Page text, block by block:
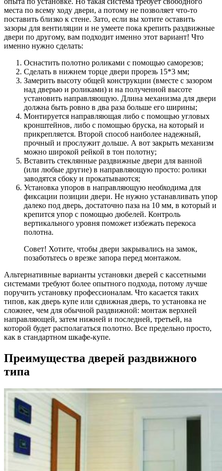
места по всему ходу двери, а потому не позволяет что-то
поставить близко к стене. Зато, если вы хотите оставить
зазоры для вентиляции и не умеете пока крепить раздвижные
двери по другому, вам подходит именно этот вариант! Что
именно нужно сделать:
Оснастить полотно роликами с помощью саморезов;
Сделать в нижнем торце двери прорезь 15*3 мм;
Замерить высоту общей конструкции (вместе с зазором
над дверью и роликами) и на полученной высоте
установить направляющую. Длина механизма для двери
должна быть ровно в два раза больше его ширины;
Монтируется направляющая либо с помощью угловых
кронштейнов, либо с помощью бруска, на который и
прикрепляется. Второй способ наиболее надежный,
прочный и прослужит дольше. А вот закрыть механизм
можно широкой рейкой в тон полотну;
Вставить стеклянные раздвижные двери для ванной
(или любые другие) в направляющую просто: ролики
заводятся сбоку и прокатываются;
Установка упоров в направляющую необходима для
фиксации позиции двери. Не нужно устанавливать упор
далеко под дверь, достаточно паза на 10 мм, в который и
крепится упор с помощью дюбелей. Контроль
вертикального уровня поможет избежать перекоса
полотна.
Совет! Хотите, чтобы двери закрывались на замок,
позаботьтесь о врезке запора перед монтажом.
Альтернативные варианты установки дверей с кассетными
системами требуют более опытного подхода, потому лучше
поручить установку профессионалам. Что касается таких
типов, как дверь купе или сдвижная дверь, то установка не
сложнее, чем для обычной раздвижной: монтаж верхней
направляющей, затем нижней и последней, третьей, на
которой будет располагаться полотно. Все предельно просто,
как в стандартном шкафе-купе.
Преимущества дверей раздвижного
типа